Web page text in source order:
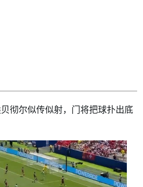
彻尔似传似射，门将把球扑出底